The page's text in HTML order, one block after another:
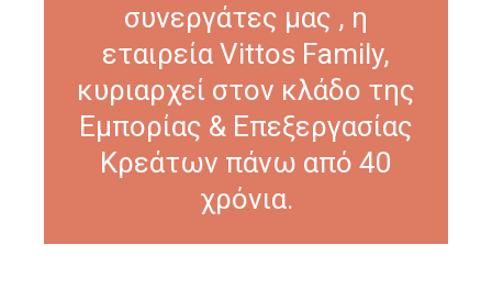
συνεργάτες μας , η
εταιρεία Vittos Family,
κυριαρχεί στον κλάδο της
Εμπορίας & Επεξεργασίας
Κρεάτων πάνω από 40
χρόνια.